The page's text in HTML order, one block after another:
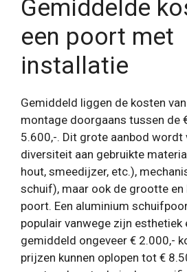
Gemiddelde
een poort met
installatie
Gemiddeld liggen de kosten
montage doorgaans tussen de
5.600,-. Dit grote aanbod wordt
diversiteit aan gebruikte
hout, smeedijzer, etc.),
schuif), maar ook de grootte en
poort. Een aluminium
populair vanwege zijn esthetiek
gemiddeld ongeveer € 2.000,-
prijzen kunnen oplopen tot €